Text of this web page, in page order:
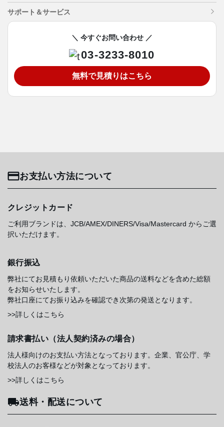
サポート＆サービス
＼ 今すぐお問い合わせ ／
03-3233-8010
無料で見積りはこちら
お支払い方法について
クレジットカード
ご利用ブランドは、JCB/AMEX/DINERS/Visa/Mastercard からご選
択いただけます。
銀行振込
弊社にてお見積もり依頼いただいた商品の送料などを含めた総額
をお知らせいたします。
弊社口座にてお振り込みを確認でき次第の発送となります。
>>詳しくはこちら
請求書払い（法人契約済みの場合）
法人様向けのお支払い方法となっております。企業、官公庁、学
校法人のお客様などが対象となっております。
>>詳しくはこちら
送料・配送について